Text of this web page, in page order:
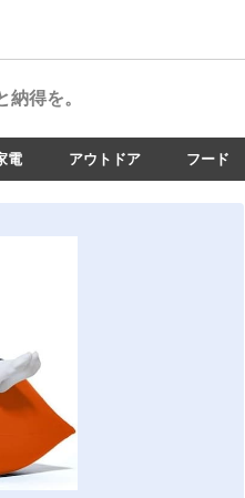
納得を。
電 アウトドア フード